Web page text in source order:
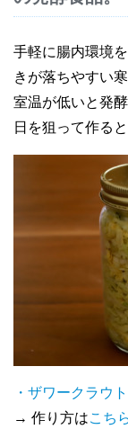
手軽に腸内環境
きが落ちやすい
室温が低いと発
日を狙って作る
・ザワークラウ
→ 作り方はこち